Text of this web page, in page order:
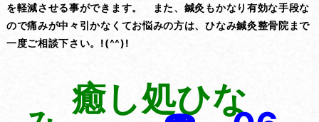
を軽減させる事ができます。
また、鍼灸もかなり有効な手段な
ので痛みが中々引かなくてお悩みの方は、ひなみ鍼灸整骨院まで
一度ご相談下さい。!(^^)!
癒し処ひな